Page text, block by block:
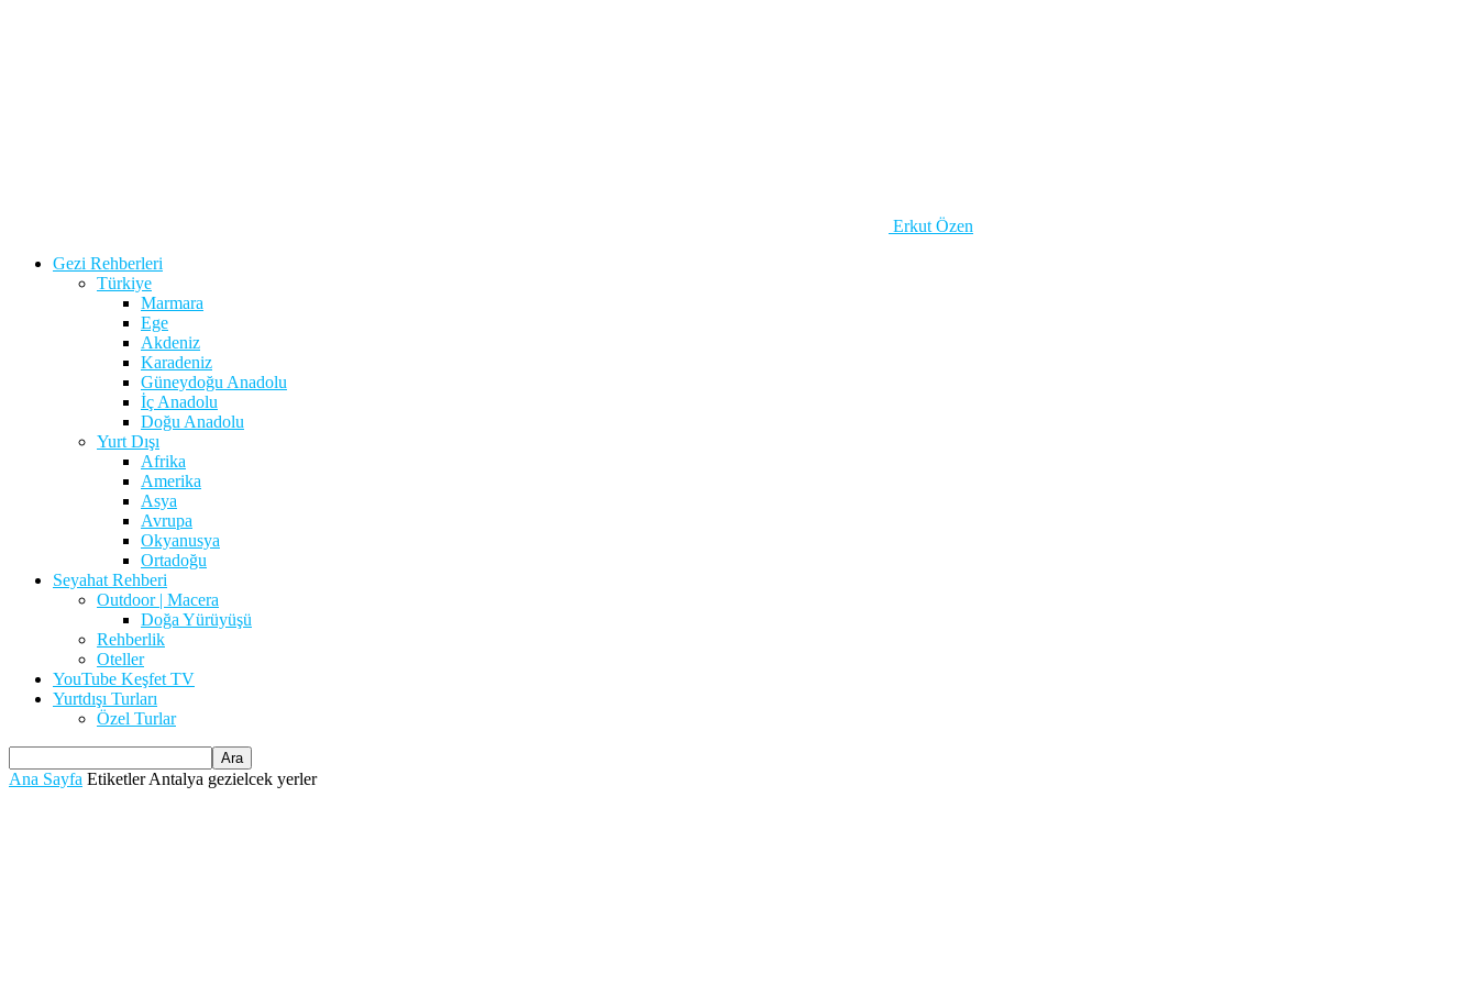
Erkut Özen
Gezi Rehberleri
Türkiye
Marmara
Ege
Akdeniz
Karadeniz
Güneydoğu Anadolu
İç Anadolu
Doğu Anadolu
Yurt Dışı
Afrika
Amerika
Asya
Avrupa
Okyanusya
Ortadoğu
Seyahat Rehberi
Outdoor | Macera
Doğa Yürüyüşü
Rehberlik
Oteller
YouTube Keşfet TV
Yurtdışı Turları
Özel Turlar
Ana Sayfa Etiketler Antalya gezielcek yerler